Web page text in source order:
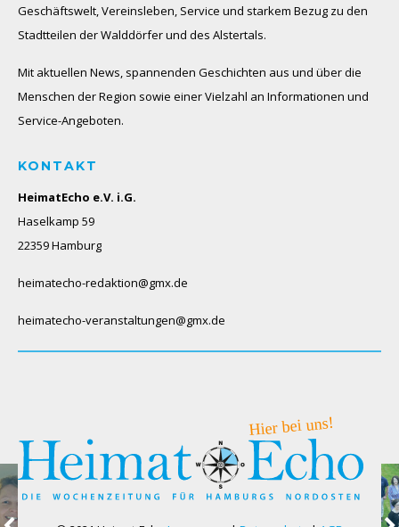
Geschäftswelt, Vereinsleben, Service und starkem Bezug zu den
Stadtteilen der Walddörfer und des Alstertals.
Mit aktuellen News, spannenden Geschichten aus und über die
Menschen der Region sowie einer Vielzahl an Informationen und
Service-Angeboten.
KONTAKT
HeimatEcho e.V. i.G.
Haselkamp 59
22359 Hamburg
heimatecho-redaktion@gmx.de
heimatecho-veranstaltungen@gmx.de